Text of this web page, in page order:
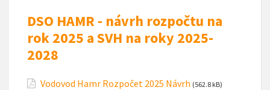
DSO HAMR - návrh rozpočtu na
rok 2025 a SVH na roky 2025-
2028
Vodovod Hamr Rozpočet 2025 Návrh (562.8 kB)